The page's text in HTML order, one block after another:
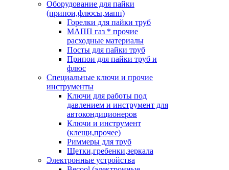
Оборудование для пайки
(припои,флюсы,мапп)
Горелки для пайки труб
МАПП газ * прочие
расходные материалы
Посты для пайки труб
Припои для пайки труб и
флюс
Специальные ключи и прочие
инструменты
Ключи для работы под
давлением и инструмент для
автокондиционеров
Ключи и инструмент
(клещи,прочее)
Риммеры для труб
Щетки,гребенки,зеркала
Электронные устройства